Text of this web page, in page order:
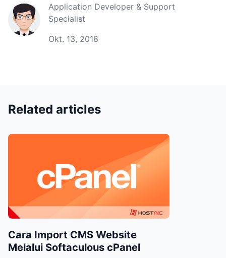
Application Developer & Support
Specialist
Okt. 13, 2018
Related articles
Cara Import CMS Website
Melalui Softaculous cPanel